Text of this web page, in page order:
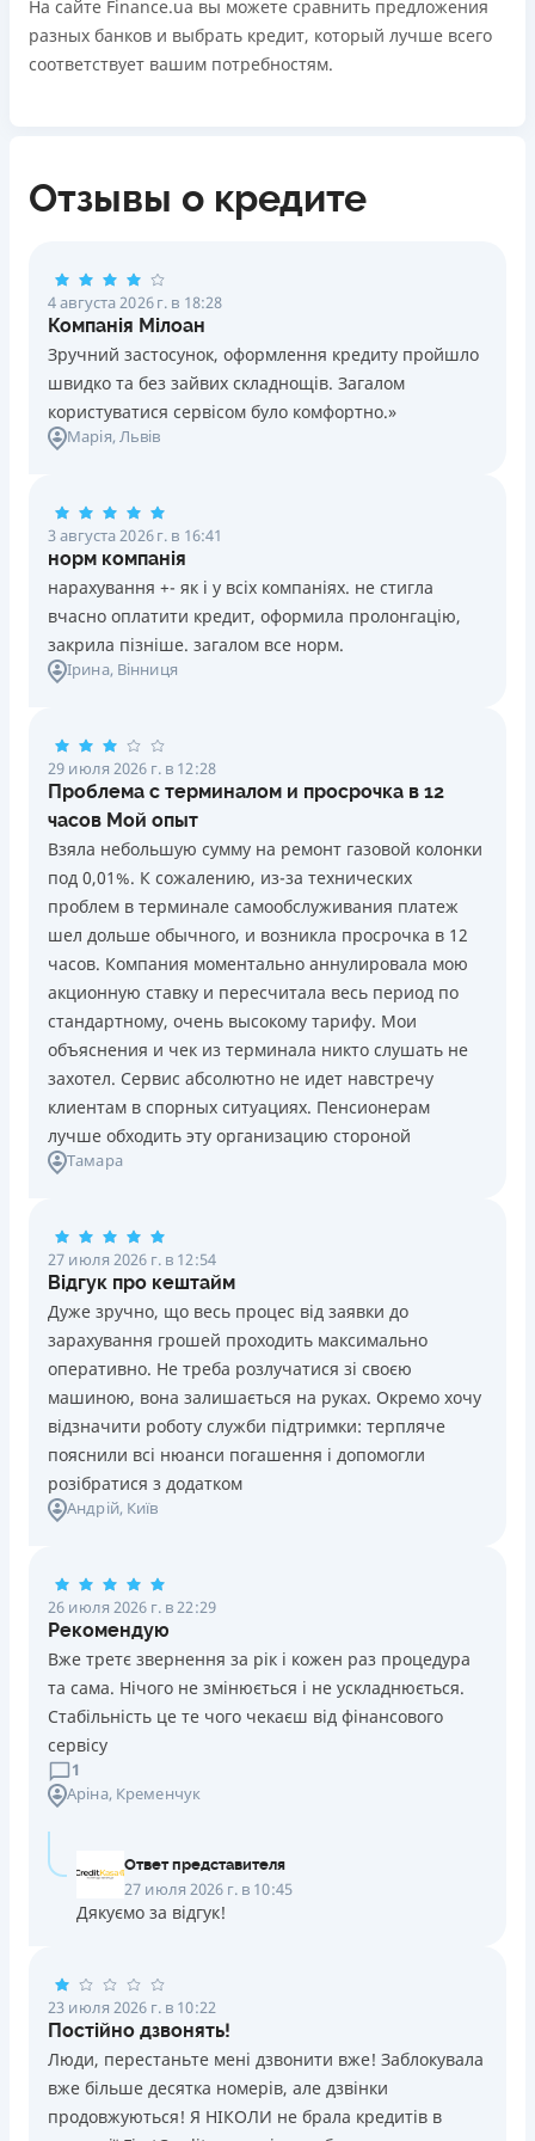
На сайте Finance.ua вы можете сравнить предложения
разных банков и выбрать кредит, который лучше всего
соответствует вашим потребностям.
Отзывы о кредите
4 августа 2026 г. в 18:28
Компанія Мілоан
Зручний застосунок, оформлення кредиту пройшло
швидко та без зайвих складнощів. Загалом
користуватися сервісом було комфортно.»
Марія, Львів
3 августа 2026 г. в 16:41
норм компанія
нарахування +- як і у всіх компаніях. не стигла
вчасно оплатити кредит, оформила пролонгацію,
закрила пізніше. загалом все норм.
Ірина, Вінниця
29 июля 2026 г. в 12:28
Проблема с терминалом и просрочка в 12
часов Мой опыт
Взяла небольшую сумму на ремонт газовой колонки
под 0,01%. К сожалению, из-за технических
проблем в терминале самообслуживания платеж
шел дольше обычного, и возникла просрочка в 12
часов. Компания моментально аннулировала мою
акционную ставку и пересчитала весь период по
стандартному, очень высокому тарифу. Мои
объяснения и чек из терминала никто слушать не
захотел. Сервис абсолютно не идет навстречу
клиентам в спорных ситуациях. Пенсионерам
лучше обходить эту организацию стороной
Тамара
27 июля 2026 г. в 12:54
Відгук про кештайм
Дуже зручно, що весь процес від заявки до
зарахування грошей проходить максимально
оперативно. Не треба розлучатися зі своєю
машиною, вона залишається на руках. Окремо хочу
відзначити роботу служби підтримки: терпляче
пояснили всі нюанси погашення і допомогли
розібратися з додатком
Андрій, Київ
26 июля 2026 г. в 22:29
Рекомендую
Вже третє звернення за рік і кожен раз процедура
та сама. Нічого не змінюється і не ускладнюється.
Стабільність це те чого чекаєш від фінансового
сервісу
1
Аріна, Кременчук
Ответ представителя
27 июля 2026 г. в 10:45
Дякуємо за відгук!
23 июля 2026 г. в 10:22
Постійно дзвонять!
Люди, перестаньте мені дзвонити вже! Заблокувала
вже більше десятка номерів, але дзвінки
продовжуються! Я НІКОЛИ не брала кредитів в